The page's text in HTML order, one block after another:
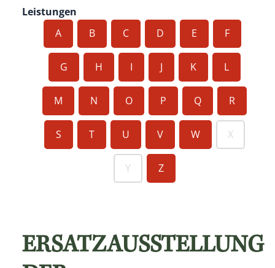
Leistungen
A
B C D E F
G H I J K L
M N O P Q R
S T U V W X
Y Z
ERSATZAUSSTELLUNG